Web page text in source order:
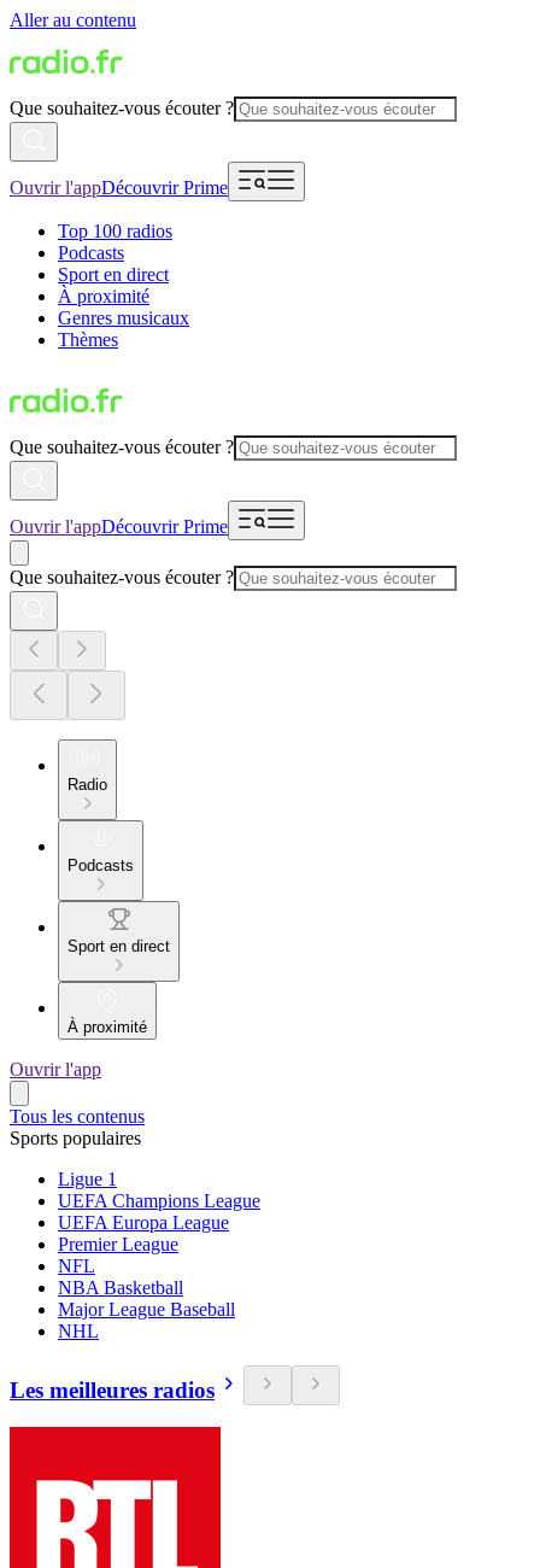
Aller au contenu
Que souhaitez-vous écouter ?
Ouvrir l'appDécouvrir Prime
Top 100 radios
Podcasts
Sport en direct
À proximité
Genres musicaux
Thèmes
Que souhaitez-vous écouter ?
Ouvrir l'appDécouvrir Prime
Que souhaitez-vous écouter ?
Radio
Podcasts
Sport en direct
À proximité
Ouvrir l'app
Tous les contenus
Sports populaires
Ligue 1
UEFA Champions League
UEFA Europa League
Premier League
NFL
NBA Basketball
Major League Baseball
NHL
Les meilleures radios